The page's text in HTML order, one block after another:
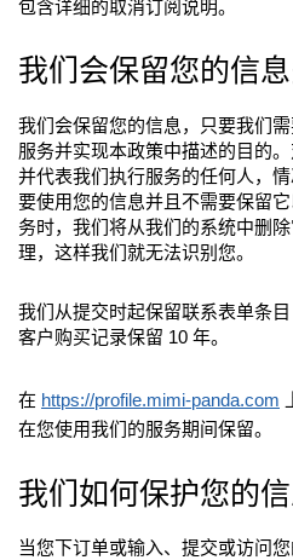
包含详细的取消订阅说明。
我们会保留您的信息
我们会保留您的信息，只要我们
服务并实现本政策中描述的目的
并代表我们执行服务的任何人，
要使用您的信息并且不需要保留
务时，我们将从我们的系统中删
理，这样我们就无法识别您。
我们从提交时起保留联系表单条目
客户购买记录保留 10 年。
在 https://profile.mimi-panda.com
在您使用我们的服务期间保留。
我们如何保护您的信
当您下订单或输入、提交或访问